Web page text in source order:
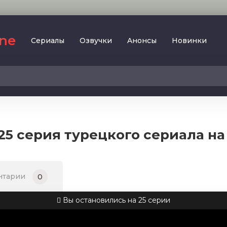
Сериалы
Детектив
Боевик
Oзвучки
AveTurk
Aнoнcы Новинки
серия турецкого сериала на
0
Вы остановились на 25 серии